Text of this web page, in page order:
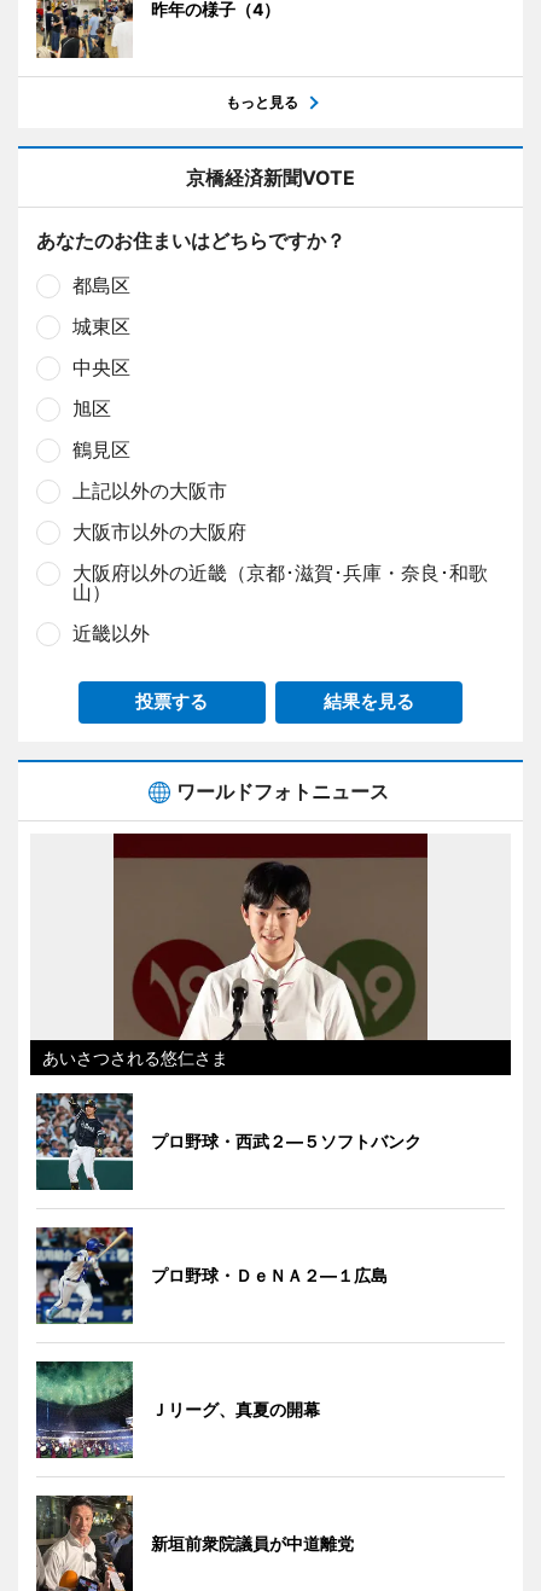
昨年の様子（4）
もっと見る
京橋経済新聞VOTE
あなたのお住まいはどちらですか？
都島区
城東区
中央区
旭区
鶴見区
上記以外の大阪市
大阪市以外の大阪府
大阪府以外の近畿（京都･滋賀･兵庫・奈良･和歌
山）
近畿以外
投票する 結果を見る
ワールドフォトニュース
あいさつされる悠仁さま
プロ野球・西武２―５ソフトバンク
プロ野球・ＤｅＮＡ２―１広島
Ｊリーグ、真夏の開幕
新垣前衆院議員が中道離党